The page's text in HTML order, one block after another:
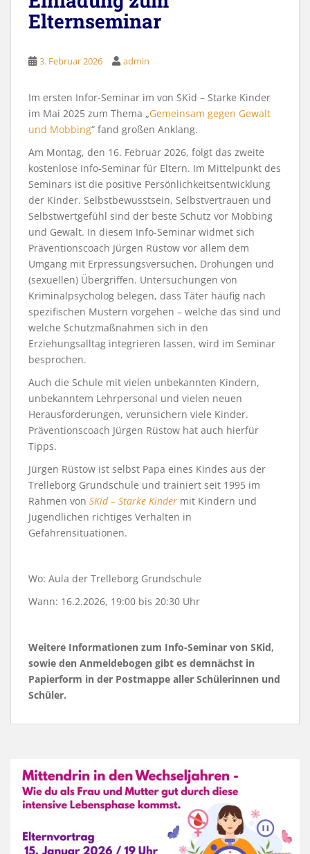
Elternseminar
3. Februar 2026 admin
Im ersten Infor-Seminar im von SKid – Starke Kinder
im Mai 2025 zum Thema „Gemeinsam gegen Gewalt
und Mobbing“ fand großen Anklang.
Am Montag, den 16. Februar 2026, folgt das zweite
kostenlose Info-Seminar für Eltern. Im Mittelpunkt des
Seminars ist die positive Persönlichkeitsentwicklung
der Kinder. Selbstbewusstsein, Selbstvertrauen und
Selbstwertgefühl sind der beste Schutz vor Mobbing
und Gewalt. In diesem Info-Seminar widmet sich
Präventionscoach Jürgen Rüstow vor allem dem
Umgang mit Erpressungsversuchen, Drohungen und
(sexuellen) Übergriffen. Untersuchungen von
Kriminalpsycholog belegen, dass Täter häufig nach
spezifischen Mustern vorgehen – welche das sind und
welche Schutzmaßnahmen sich in den
Erziehungsalltag integrieren lassen, wird im Seminar
besprochen.
Auch die Schule mit vielen unbekannten Kindern,
unbekanntem Lehrpersonal und vielen neuen
Herausforderungen, verunsichern viele Kinder.
Präventionscoach Jürgen Rüstow hat auch hierfür
Tipps.
Jürgen Rüstow ist selbst Papa eines Kindes aus der
Trelleborg Grundschule und trainiert seit 1995 im
Rahmen von SKid – Starke Kinder mit Kindern und
Jugendlichen richtiges Verhalten in
Gefahrensituationen.
Wo: Aula der Trelleborg Grundschule
Wann: 16.2.2026, 19:00 bis 20:30 Uhr
Weitere Informationen zum Info-Seminar von SKid,
sowie den Anmeldebogen gibt es demnächst in
Papierform in der Postmappe aller Schülerinnen und
Schüler.